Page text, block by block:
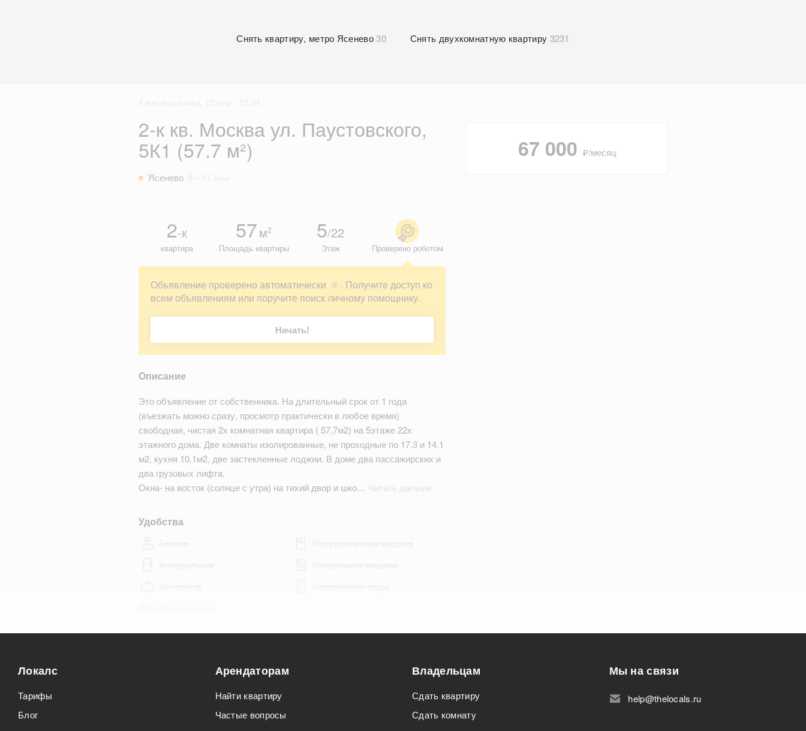
Снять квартиру, метро Ясенево 30 Снять двухкомнатную квартиру 3231
2-к кв. Москва ул. Паустовского,
5К1 (57.7 м²)
Ясенево
2-к
квартира
57м2
Площадь квартиры
5/22
Этаж Проверено роботом
Объявление проверено автоматически ?
. Получите доступ ко
всем объявлениям или поручите поиск личному помощнику.
Начать!
Описание
Это объявление от собственника. На длительный срок от 1 года
(въезжать можно сразу, просмотр практически в любое время)
свободная, чистая 2х комнатная квартира ( 57,7м2) на 5этаже 22х
этажного дома. Две комнаты изолированные, не проходные по 17.3 и 14.1
м2, кухня 10.1м2, две застекленные лоджии. В доме два пассажирских и
два грузовых лифта.
Окна- на восток (солнце с утра) на тихий двор и шко… Читать дальше
Удобства
Подходит для мероприятий
67 000 ₽/месяц
Локалс
Тарифы
Блог
Арендаторам
Найти квартиру
Частые вопросы
Владельцам
Сдать квартиру
Сдать комнату
Мы на связи
help@thelocals.ru